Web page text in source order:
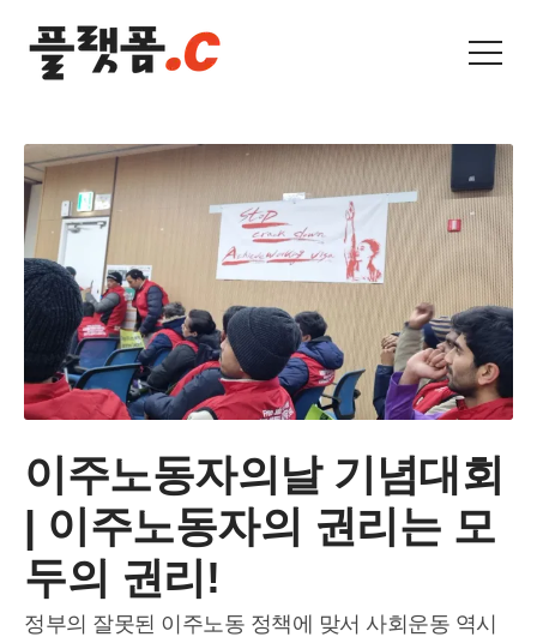
이주노동자의날 기념대회
| 이주노동자의 권리는 모
두의 권리!
정부의 잘못된 이주노동 정책에 맞서 사회운동 역시